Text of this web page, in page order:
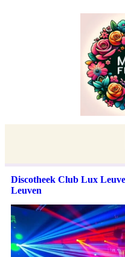
Discotheek Club Lux
Leuven